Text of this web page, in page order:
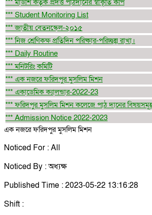
*** মাউশি কর্তৃক প্রদত্ত পাঠদানের স্বীকৃতি কপি
*** Student Monitoring List
*** জাতীয় বেতনস্কেল-২০১৫
*** নিজ শ্রেণিকক্ষ প্রতিদিন পরিষ্কার-পরিচ্ছন্ন রাখা।
*** Daily Routine
*** মনিটরিং কমিটি
*** এক নজরে ফরিদপুর মুসলিম মিশন
*** একাডেমিক ক্যালন্ডার-2022-23
*** ফরিদপুর মুসলিম মিশন কলেজে পাঠ দানের
*** Admission Notice 2022-2023
এক নজরে ফরিদপুর মুসলিম মিশন
Noticed For : All
Noticed By : অধ্যক্ষ
Published Time : 2023-05-22 13:16:28
Shift :